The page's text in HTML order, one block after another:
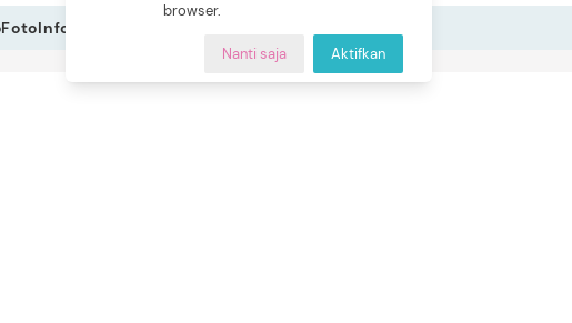
browser.
Nanti saja Aktifkan
FotoInfografis